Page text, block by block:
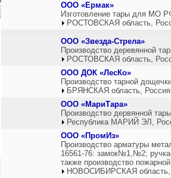
ООО «Ермак»
Изготовление тары для МО
РОСТОВСКАЯ область,
ООО «Звезда-Стрела»
Производство деревянной
РОСТОВСКАЯ область,
ООО ДОК «ЛесКо»
Производство тарной
БРЯНСКАЯ область, Россия
ООО «МариТара»
Производство дервянной
Республика МАРИЙ ЭЛ,
ООО «ПромИз»
Производство арматуры
16561-76: замок№1,№2;
также производство
НОВОСИБИРСКАЯ область,